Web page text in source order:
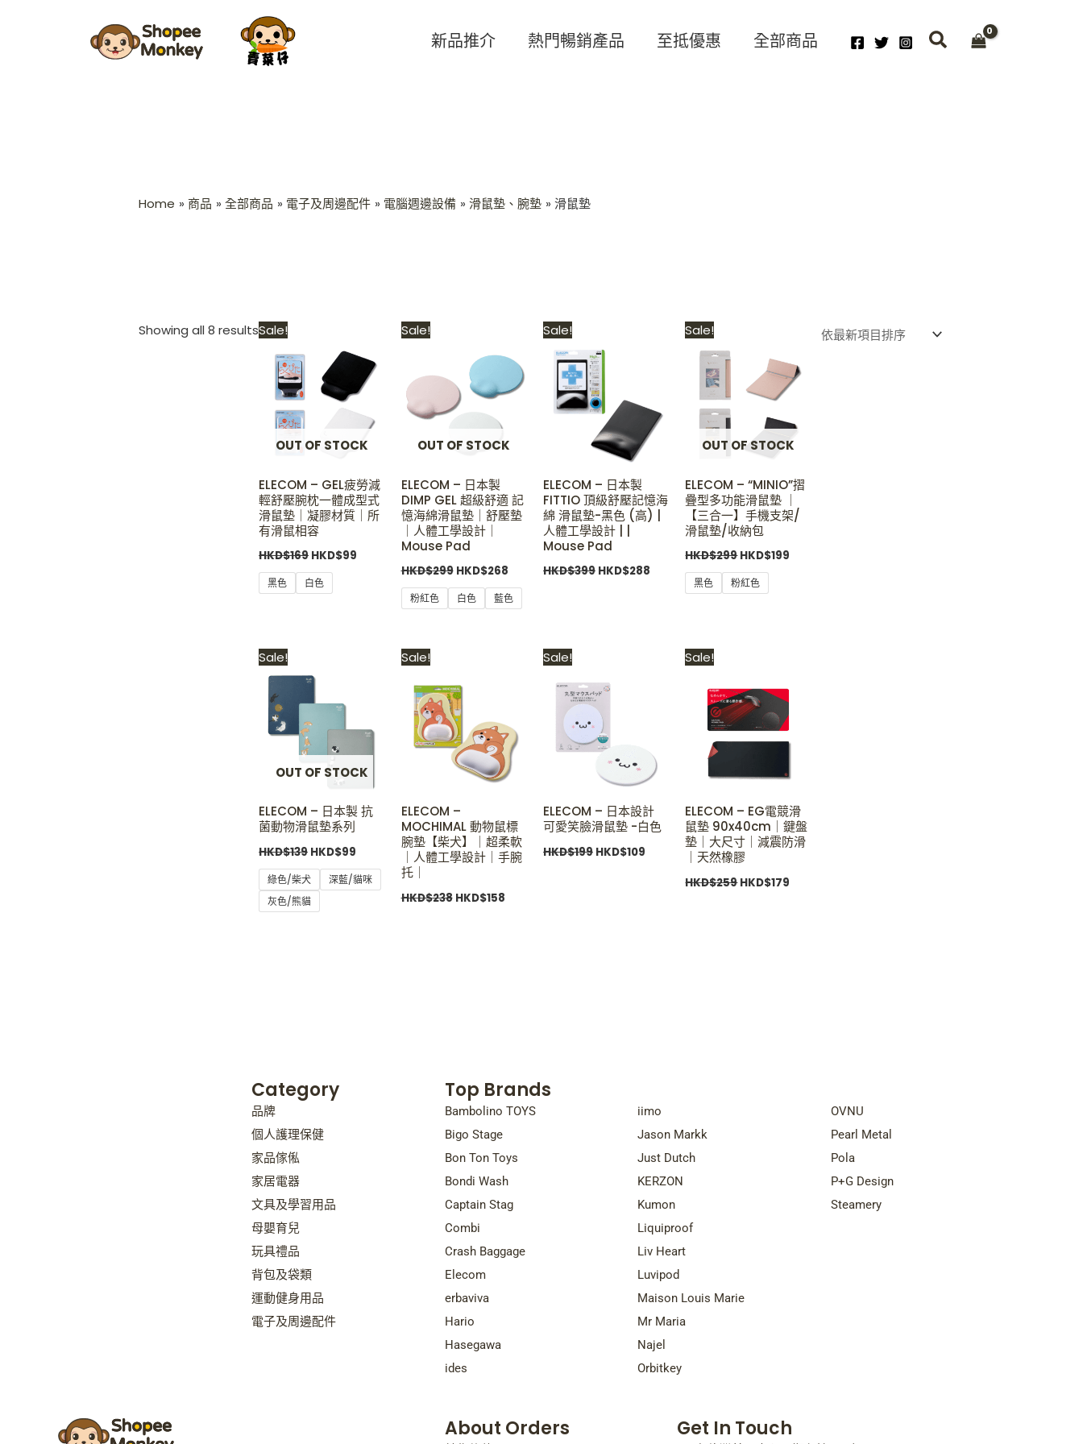
新品推介 熱門暢銷產品 至抵優惠 全部商品
Home 商品 全部商品 電子及周邊配件 電腦週邊設備 滑鼠墊、腕墊 滑鼠墊
Showing all 8 results
by
latest
Sale!
OUT OF STOCK
ELECOM – GEL疲勞減
輕舒壓腕枕一體成型式
滑鼠墊｜凝膠材質｜所
有滑鼠相容
HKD$169
was:
HKD$169.
HKD$99
Current
is:
HKD$99.
黑色 白色
Sale!
OUT OF STOCK
ELECOM – 日本製
DIMP GEL 超級舒適 記
憶海綿滑鼠墊｜舒壓墊
｜人體工學設計｜
Mouse Pad
HKD$299
HKD$299.
HKD$268
Current
HKD$268.
粉紅色 白色 藍色
Sale!
ELECOM – 日本製
FITTIO 頂級舒壓記憶海
綿 滑鼠墊-黑色 (高) |
人體工學設計 | |
Mouse Pad
HKD$399
was:
HKD$399.
HKD$288
CurrentSale!
OUT OF STOCK
ELECOM – “MINIO”摺
疊型多功能滑鼠墊 ｜
【三合一】手機支架/
滑鼠墊/收納包
HKD$299
HKD$299.
HKD$199
Current
HKD$199.
黑色 粉紅色
Sale!
OUT OF STOCK
ELECOM – 日本製 抗
菌動物滑鼠墊系列
HKD$139
was:
HKD$99
Current
綠色/柴犬
深藍/貓咪
灰色/熊貓
Sale!
ELECOM –
MOCHIMAL 動物鼠標
腕墊【柴犬】｜超柔軟
｜人體工學設計｜手腕
托｜
HKD$238
HKD$238.
HKD$158
CurrentSale!
ELECOM – 日本設計
可愛笑臉滑鼠墊 -白色
HKD$199
was:
HKD$199.
HKD$109
CurrentSale!
ELECOM – EG電競滑
鼠墊 90x40cm｜鍵盤
墊｜大尺寸｜減震防滑
｜天然橡膠
HKD$259
HKD$259.
HKD$179
OVNU
Pearl Metal
Pola
P+G Design
Steamery
iimo
Jason Markk
Just Dutch
KERZON
Kumon
Liquiproof
Liv Heart
Luvipod
Maison Louis Marie
Mr Maria
Najel
Orbitkey
Top Brands
Bambolino TOYS
Bigo Stage
Bon Ton Toys
Bondi Wash
Captain Stag
Combi
Crash Baggage
Elecom
erbaviva
Hario
Hasegawa
ides
Category
品牌
個人護理保健
家品傢俬
家居電器
文具及學習用品
母嬰育兒
玩具禮品
背包及袋類
運動健身用品
電子及周邊配件
About Orders Get In Touch